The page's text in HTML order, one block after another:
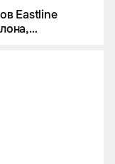
Eastline